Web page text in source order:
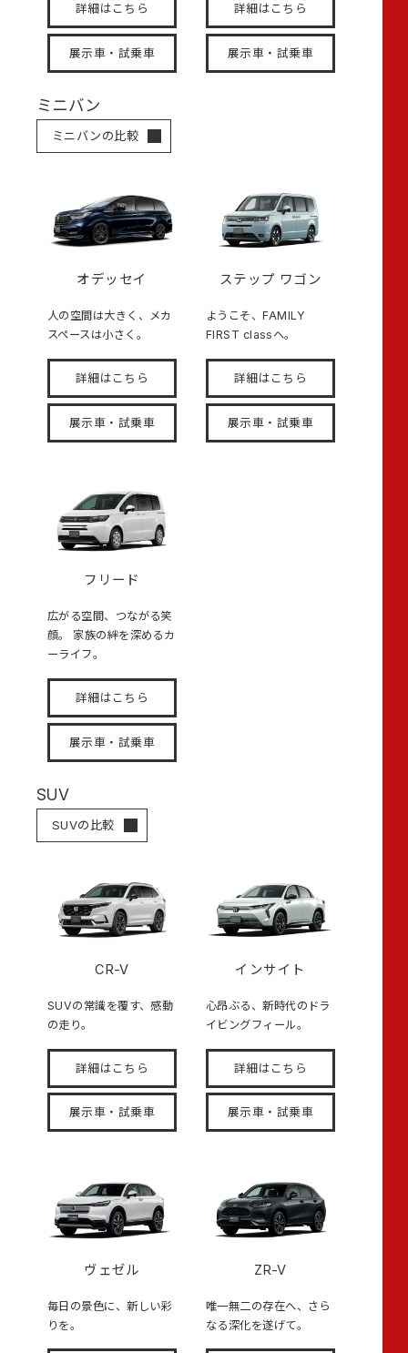
詳細はこちら
展示車・試乗車
詳細はこちら
展示車・試乗車
ミニバン
ミニバンの比較
オデッセイ
人の空間は大きく、メカ
スペースは小さく。
詳細はこちら
展示車・試乗車
ステップ ワゴン
ようこそ、FAMILY
FIRST classへ。
詳細はこちら
展示車・試乗車
フリード
広がる空間、つながる笑
顔。 家族の絆を深めるカ
ーライフ。
詳細はこちら
展示車・試乗車
SUV
SUVの比較
CR-V
SUVの常識を覆す、感動
の走り。
詳細はこちら
展示車・試乗車
インサイト
心昂ぶる、新時代のドラ
イビングフィール。
詳細はこちら
展示車・試乗車
ヴェゼル
毎日の景色に、新しい彩
りを。
ZR-V
唯一無二の存在へ、さら
なる深化を遂げて。